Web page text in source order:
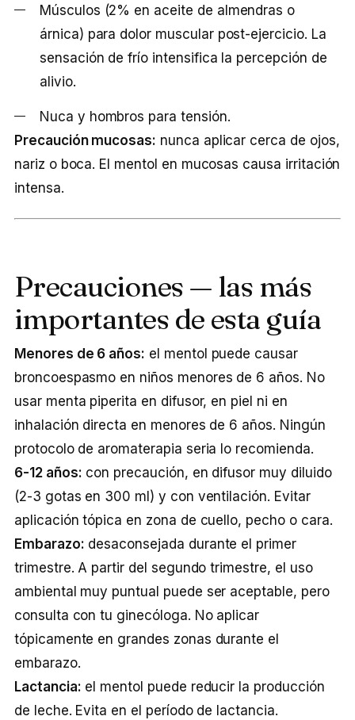
Músculos (2% en aceite de almendras o
árnica) para dolor muscular post-ejercicio. La
sensación de frío intensifica la percepción de
alivio.
Nuca y hombros para tensión.
Precaución mucosas: nunca aplicar cerca de ojos,
nariz o boca. El mentol en mucosas causa irritación
intensa.
Precauciones — las más
importantes de esta guía
Menores de 6 años: el mentol puede causar
broncoespasmo en niños menores de 6 años. No
usar menta piperita en difusor, en piel ni en
inhalación directa en menores de 6 años. Ningún
protocolo de aromaterapia seria lo recomienda.
6-12 años: con precaución, en difusor muy diluido
(2-3 gotas en 300 ml) y con ventilación. Evitar
aplicación tópica en zona de cuello, pecho o cara.
Embarazo: desaconsejada durante el primer
trimestre. A partir del segundo trimestre, el uso
ambiental muy puntual puede ser aceptable, pero
consulta con tu ginecóloga. No aplicar
tópicamente en grandes zonas durante el
embarazo.
Lactancia: el mentol puede reducir la producción
de leche. Evita en el período de lactancia.